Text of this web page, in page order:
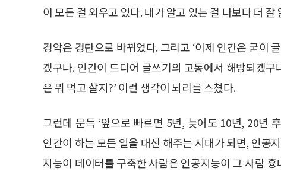
이 모든 걸 외우고 있다. 내가 알고 있는 걸 나보다 더 잘
경악은 경탄으로 바뀌었다. 그리고 ‘이제 인간은 굳이
겠구나. 인간이 드디어 글쓰기의 고통에서 해방되겠
은 뭐 먹고 살지?’ 이런 생각이 뇌리를 스쳤다.
그런데 문득 ‘앞으로 빠르면 5년, 늦어도 10년, 20년
인간이 하는 모든 일을 대신 해주는 시대가 되면, 인공
지능이 데이터를 구축한 사람은 인공지능이 그 사람